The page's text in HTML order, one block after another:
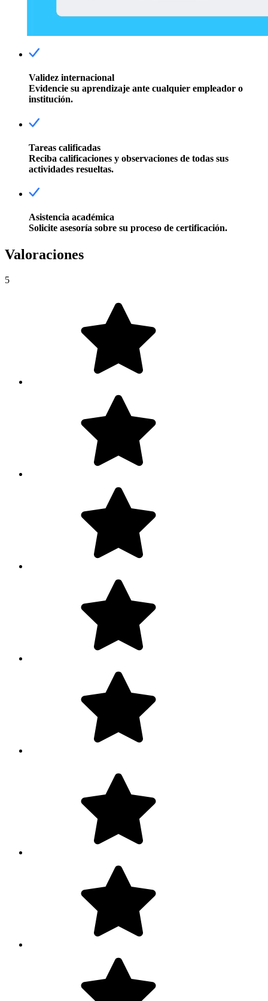
Validez internacional
Evidencie su aprendizaje ante cualquier empleador o
institución.
Tareas calificadas
Reciba calificaciones y observaciones de todas sus
actividades resueltas.
Asistencia académica
Solicite asesoría sobre su proceso de certificación.
Valoraciones
5